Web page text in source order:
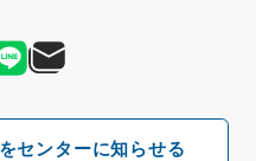
センターに知らせる